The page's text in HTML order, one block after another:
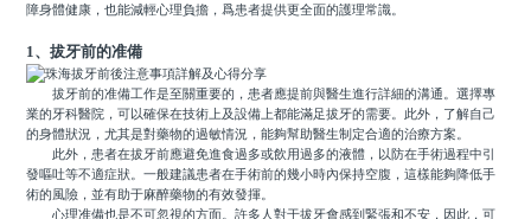
障身體健康，也能減輕心理負擔，爲患者提供更全面的護理常識。
1、拔牙前的准備
拔牙前的准備工作是至關重要的，患者應提前與醫生進行詳細的溝通。選擇專
業的牙科醫院，可以確保在技術上及設備上都能滿足拔牙的需要。此外，了解自己
的身體狀況，尤其是對藥物的過敏情況，能夠幫助醫生制定合適的治療方案。
此外，患者在拔牙前應避免進食過多或飲用過多的液體，以防在手術過程中引
發嘔吐等不適症狀。一般建議患者在手術前的幾小時內保持空腹，這樣能夠降低手
術的風險，並有助于麻醉藥物的有效發揮。
心理准備也是不可忽視的方面。許多人對于拔牙會感到緊張和不安，因此，可